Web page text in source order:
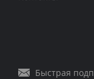
Быстрая